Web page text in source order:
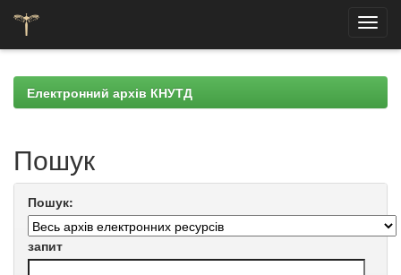
navigationЕлектронний архів КНУТД
Пошук
Пошук:
запит